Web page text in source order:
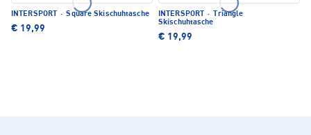
INTERSPORT · Square Skischuhtasche
€ 19,99
INTERSPORT ·
Triangle
Skischuhtasche
€ 19,99